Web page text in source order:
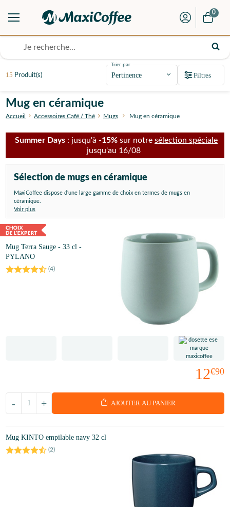
0
Mug en céramique
Accueil Accessoires Café / Thé Mugs Mug en céramique
Summer Days : jusqu'à -15% sur notre sélection spéciale
jusqu'au 16/08
Sélection de mugs en céramique
MaxiCoffee dispose d'une large gamme de choix en termes de mugs en
céramique.
Voir plus
15 Produit(s)
Trier par
Filtres
Mug Terra Sauge - 33 cl -
PYLANO
(4)
12€90
+
- AJOUTER AU PANIER
Mug KINTO empilable navy 32 cl
(2)